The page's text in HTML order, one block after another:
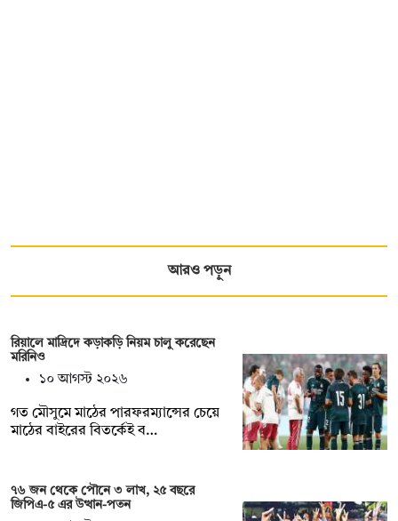
আরও পড়ুন
রিয়ালে মাদ্রিদে কড়াকড়ি নিয়ম চালু করেছেন
মরিনিও
১০ আগস্ট ২০২৬
গত মৌসুমে মাঠের পারফরম্যান্সের চেয়ে
মাঠের বাইরের বিতর্কেই ব…
৭৬ জন থেকে পৌনে ৩ লাখ, ২৫ বছরে
জিপিএ-৫ এর উত্থান-পতন